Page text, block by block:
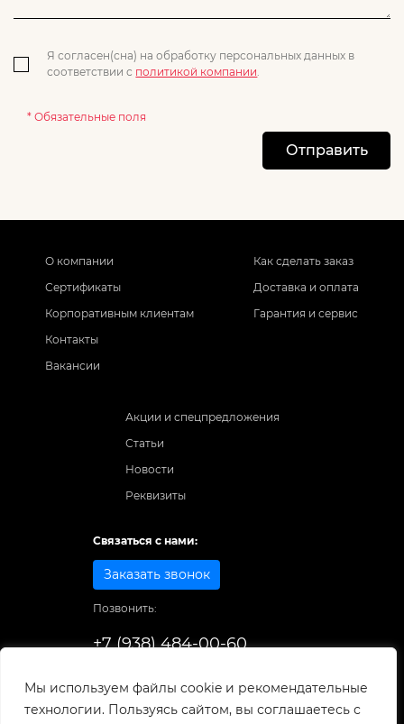
Мы используем файлы cookie и рекомендательные
технологии. Пользуясь сайтом, вы соглашаетесь с
Я согласен(сна) на обработку персональных данных в
соответствии с политикой компании.
* Обязательные поля
Отправить
О компании
Сертификаты
Корпоративным клиентам
Контакты
Вакансии
Как сделать заказ
Доставка и оплата
Гарантия и сервис
Акции и спецпредложения
Статьи
Новости
Реквизиты
Связаться с нами:
Заказать звонок
Позвонить:
+7 (938) 484-00-60
© 1998-2026